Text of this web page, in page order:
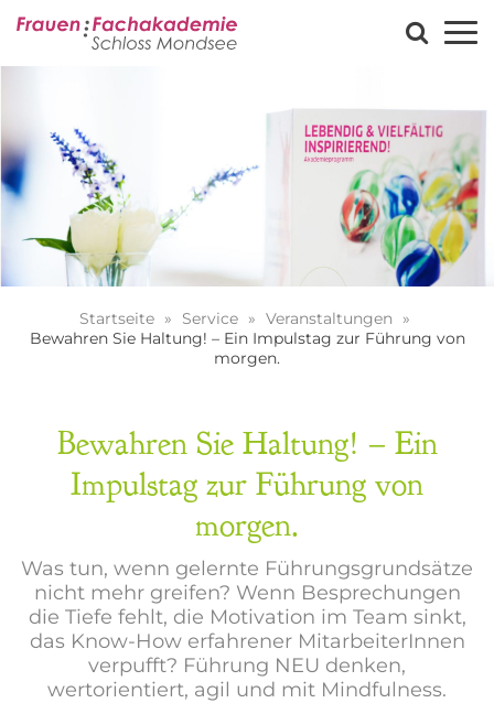
Startseite Service
Veranstaltungen
Bewahren Sie Haltung! – Ein Impulstag zur Führung von
morgen.
Bewahren Sie Haltung! – Ein
Impulstag zur Führung von
morgen.
Was tun, wenn gelernte Führungsgrundsätze
nicht mehr greifen? Wenn Besprechungen
die Tiefe fehlt, die Motivation im Team sinkt,
das Know-How erfahrener MitarbeiterInnen
verpufft? Führung NEU denken,
wertorientiert, agil und mit Mindfulness.